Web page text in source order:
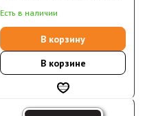
новых рубежах власти
Есть в наличии
В корзину
В корзине